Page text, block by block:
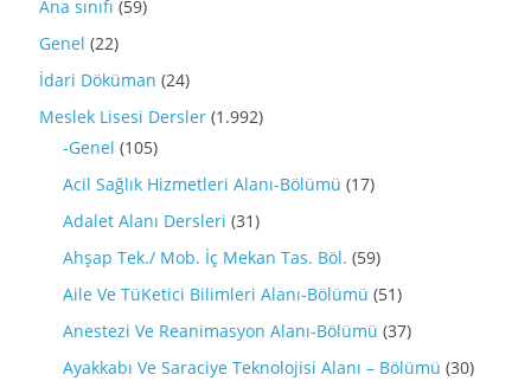
Ana sınıfı (59)
Genel (22)
İdari Döküman (24)
Meslek Lisesi Dersler (1.992)
-Genel (105)
Acil Sağlık Hizmetleri Alanı-Bölümü (17)
Adalet Alanı Dersleri (31)
Ahşap Tek./ Mob. İç Mekan Tas. Böl. (59)
Aile Ve TüKetici Bilimleri Alanı-Bölümü (51)
Anestezi Ve Reanimasyon Alanı-Bölümü (37)
Ayakkabı Ve Saraciye Teknolojisi Alanı – Bölümü (30)